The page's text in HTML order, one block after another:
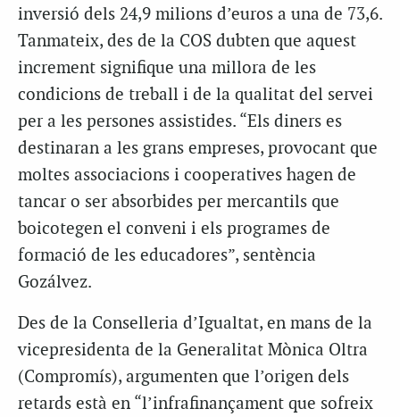
inversió dels 24,9 milions d’euros a una de 73,6.
Tanmateix, des de la COS dubten que aquest
increment signifique una millora de les
condicions de treball i de la qualitat del servei
per a les persones assistides. “Els diners es
destinaran a les grans empreses, provocant que
moltes associacions i cooperatives hagen de
tancar o ser absorbides per mercantils que
boicotegen el conveni i els programes de
formació de les educadores”, sentència
Gozálvez.
Des de la Conselleria d’Igualtat, en mans de la
vicepresidenta de la Generalitat Mònica Oltra
(Compromís), argumenten que l’origen dels
retards està en “l’infrafinançament que sofreix